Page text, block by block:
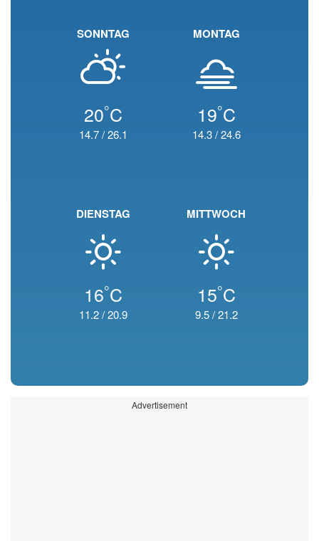
SONNTAG
20°C
14.7/26.1
MONTAG
19°C
14.3/24.6
DIENSTAG
16°C
11.2/20.9
MITTWOCH
15°C
9.5/21.2
Advertisement